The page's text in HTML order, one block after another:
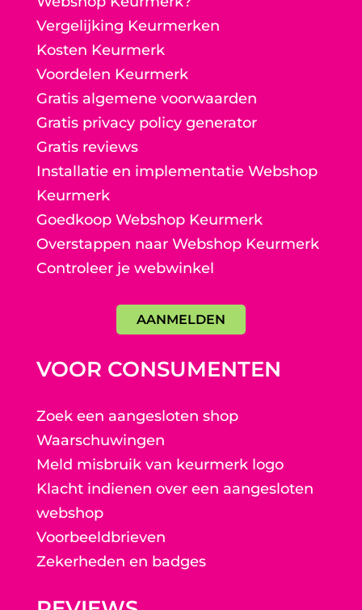
Vergelijking Keurmerken
Kosten Keurmerk
Voordelen Keurmerk
Gratis algemene voorwaarden
Gratis privacy policy generator
Gratis reviews
Installatie en implementatie Webshop
Keurmerk
Goedkoop Webshop Keurmerk
Overstappen naar Webshop Keurmerk
Controleer je webwinkel
AANMELDEN
VOOR CONSUMENTEN
Zoek een aangesloten shop
Waarschuwingen
Meld misbruik van keurmerk logo
Klacht indienen over een aangesloten
webshop
Voorbeeldbrieven
Zekerheden en badges